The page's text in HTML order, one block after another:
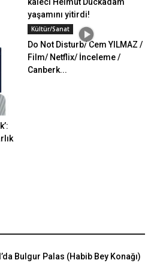
yaşamını yitirdi!
Kültür/Sanat
Do Not Disturb/ Cem YILMAZ /
Film/ Netflix/ İnceleme /
Canberk...
Bulgur Palas (Habib Bey Konağı)